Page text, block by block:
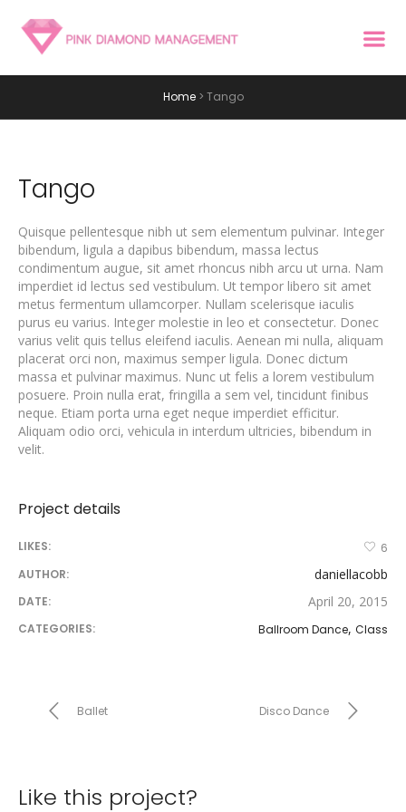
Home > Tango
Tango
Quisque pellentesque nibh ut sem elementum pulvinar. Integer
bibendum, ligula a dapibus bibendum, massa lectus
condimentum augue, sit amet rhoncus nibh arcu ut urna. Nam
imperdiet id lectus sed vestibulum. Ut tempor libero sit amet
metus fermentum ullamcorper. Nullam scelerisque iaculis
purus eu varius. Integer molestie in leo et consectetur. Donec
varius velit quis tellus eleifend iaculis. Aenean mi nulla, aliquam
placerat orci non, maximus semper ligula. Donec dictum
massa et pulvinar maximus. Nunc ut felis a lorem vestibulum
posuere. Proin nulla erat, fringilla a sem vel, tincidunt finibus
neque. Etiam porta urna eget neque imperdiet efficitur.
Aliquam odio orci, vehicula in interdum ultricies, bibendum in
velit.
Project details
LIKES:
6
AUTHOR:
daniellacobb
DATE: April 20, 2015
CATEGORIES: Ballroom Dance, Class
Ballet Disco Dance
Like this project?